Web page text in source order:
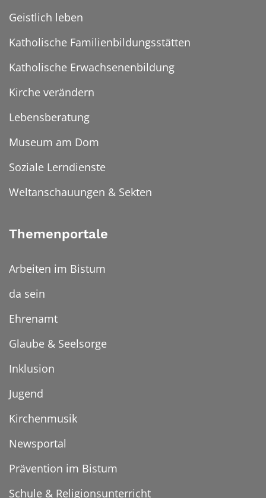
Geistlich leben
Katholische Familienbildungsstätten
Katholische Erwachsenenbildung
Kirche verändern
Lebensberatung
Museum am Dom
Soziale Lerndienste
Weltanschauungen & Sekten
Themenportale
Arbeiten im Bistum
da sein
Ehrenamt
Glaube & Seelsorge
Inklusion
Jugend
Kirchenmusik
Newsportal
Prävention im Bistum
Schule & Religionsunterricht